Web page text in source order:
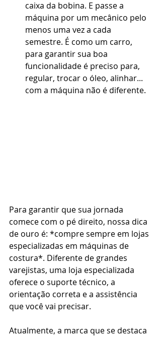
caixa da bobina. E passe a
máquina por um mecânico pelo
menos uma vez a cada
semestre. É como um carro,
para garantir sua boa
funcionalidade é preciso para,
regular, trocar o óleo, alinhar...
com a máquina não é diferente.
Para garantir que sua jornada
comece com o pé direito, nossa dica
de ouro é: *compre sempre em lojas
especializadas em máquinas de
costura*. Diferente de grandes
varejistas, uma loja especializada
oferece o suporte técnico, a
orientação correta e a assistência
que você vai precisar.
Atualmente, a marca que se destaca